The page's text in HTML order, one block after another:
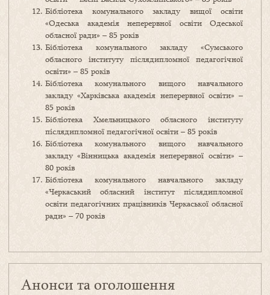
Бібліотека комунального закладу вищої освіти
«Одеська академія неперервної освіти Одеської
обласної ради» – 85 років
Бібліотека комунального закладу «Сумського
обласного інституту післядипломної педагогічної
освіти» – 85 років
Бібліотека комунального вищого навчального
закладу «Харківська академія неперервної освіти» –
85 років
Бібліотека Хмельницького обласного інституту
післядипломної педагогічної освіти – 85 років
Бібліотека комунального вищого навчального
закладу «Вінницька академія неперервної освіти» –
80 років
Бібліотека комунального навчального закладу
«Черкаський обласний інститут післядипломної
освіти педагогічних працівників Черкаської обласної
ради» – 70 років
Анонси та оголошення